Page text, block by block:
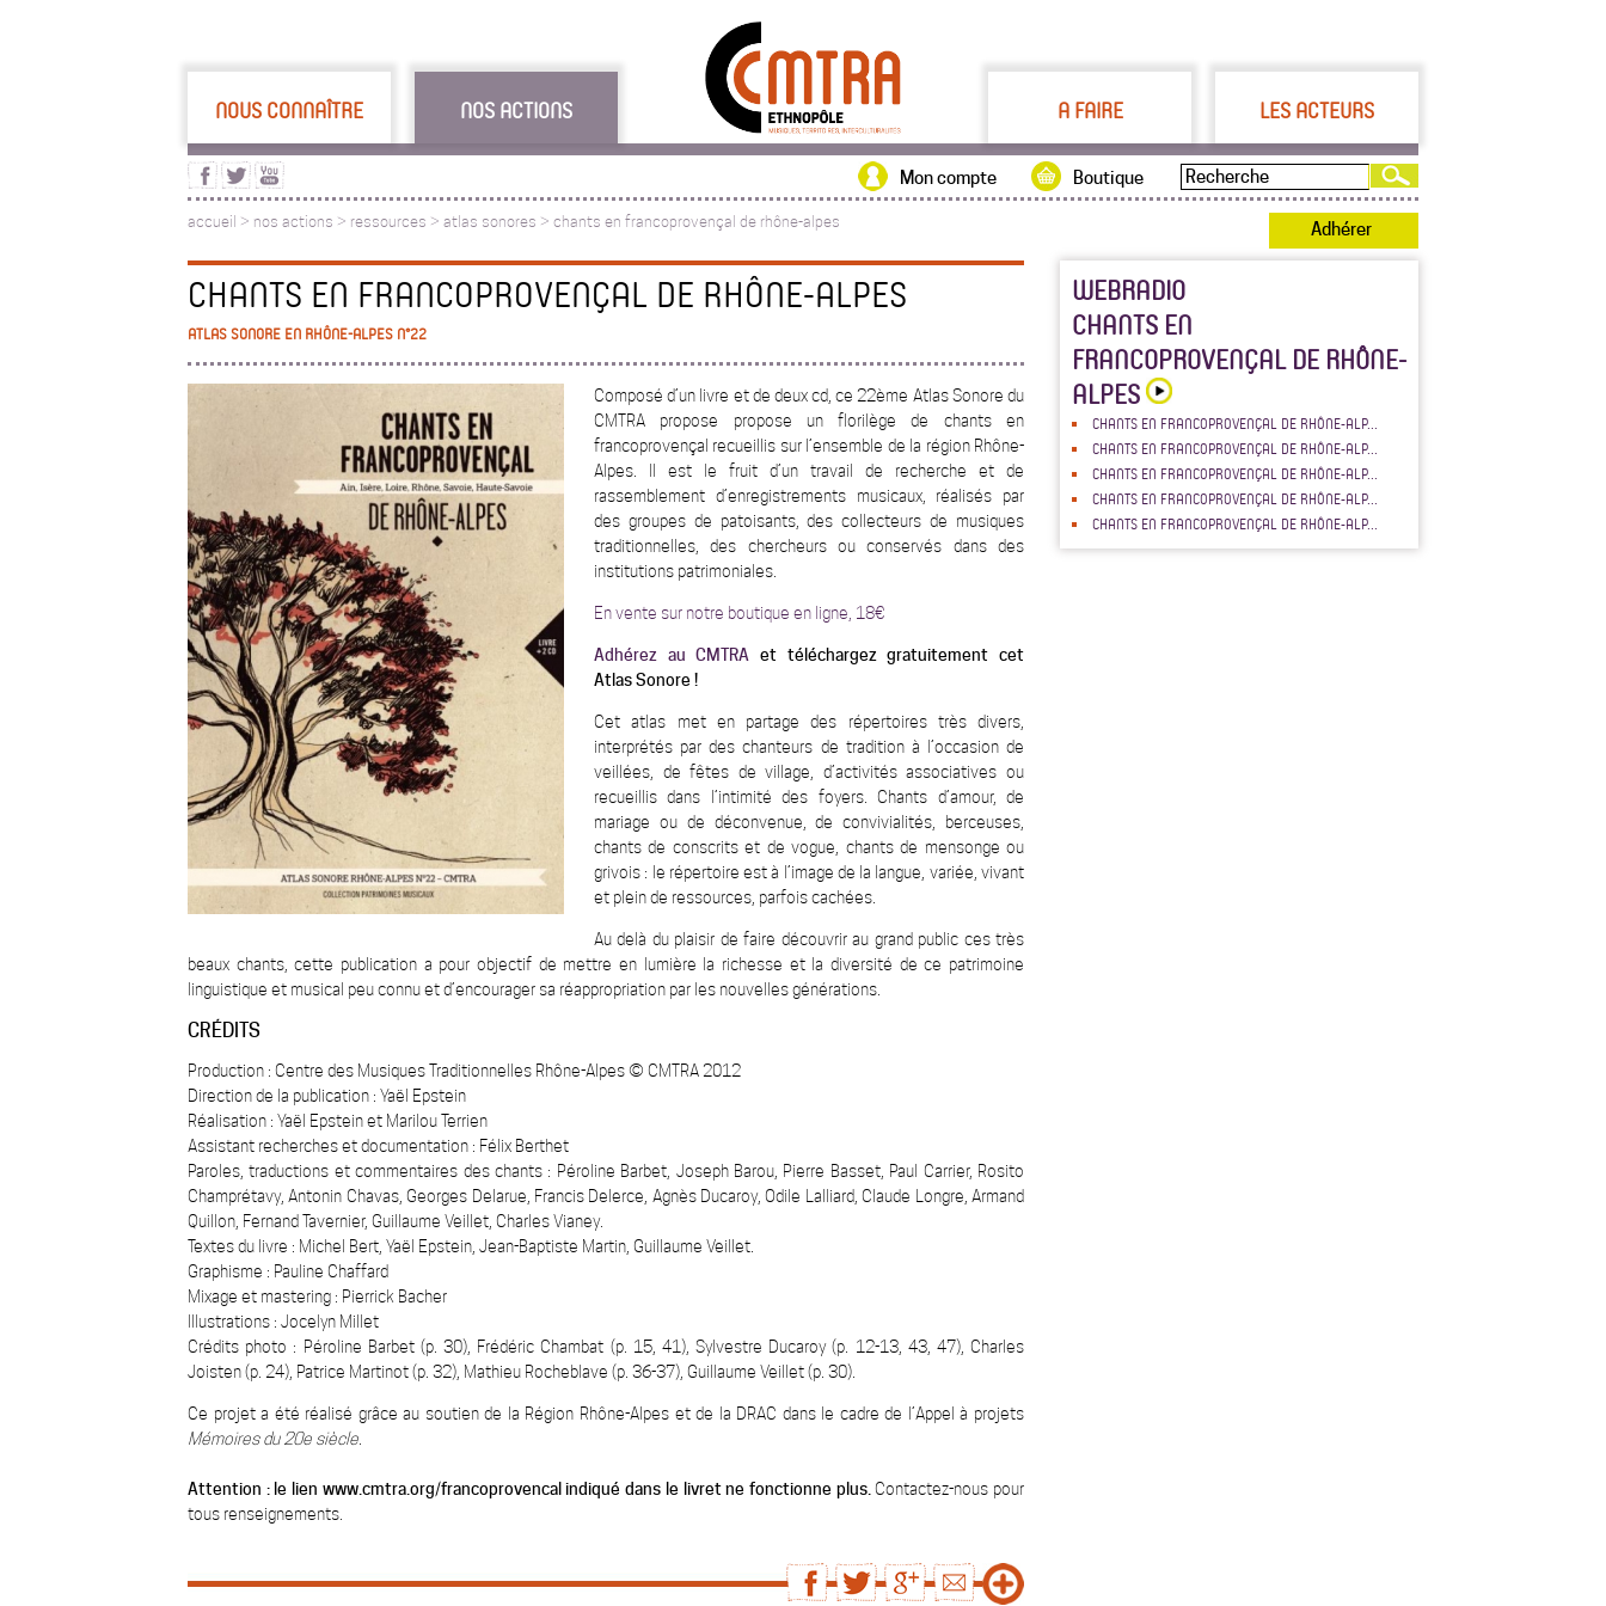
NOUS CONNAÎTRE NOS ACTIONS A FAIRE LES ACTEURS
Boutique
Mon compte
accueil > nos actions > ressources > atlas sonores > chants en francoprovençal de rhône-alpes Adhérer
CHANTS EN FRANCOPROVENÇAL DE RHÔNE-ALPES
ATLAS SONORE EN RHÔNE-ALPES N°22
Composé d’un livre et de deux cd, ce 22ème Atlas Sonore du
CMTRA propose propose un florilège de chants en
francoprovençal recueillis sur l’ensemble de la région Rhône-
Alpes. Il est le fruit d’un travail de recherche et de
rassemblement d’enregistrements musicaux, réalisés par
des groupes de patoisants, des collecteurs de musiques
traditionnelles, des chercheurs ou conservés dans des
institutions patrimoniales.
En vente sur notre boutique en ligne, 18€
Adhérez au CMTRA et téléchargez gratuitement cet
Atlas Sonore !
Cet atlas met en partage des répertoires très divers,
interprétés par des chanteurs de tradition à l’occasion de
veillées, de fêtes de village, d’activités associatives ou
recueillis dans l’intimité des foyers. Chants d’amour, de
mariage ou de déconvenue, de convivialités, berceuses,
chants de conscrits et de vogue, chants de mensonge ou
grivois : le répertoire est à l’image de la langue, variée, vivant
et plein de ressources, parfois cachées.
Au delà du plaisir de faire découvrir au grand public ces très
beaux chants, cette publication a pour objectif de mettre en lumière la richesse et la diversité de ce patrimoine
linguistique et musical peu connu et d’encourager sa réappropriation par les nouvelles générations.
CRÉDITS
Production : Centre des Musiques Traditionnelles Rhône-Alpes © CMTRA 2012
Direction de la publication : Yaël Epstein
Réalisation : Yaël Epstein et Marilou Terrien
Assistant recherches et documentation : Félix Berthet
Paroles, traductions et commentaires des chants : Péroline Barbet, Joseph Barou, Pierre Basset, Paul Carrier, Rosito
Champrétavy, Antonin Chavas, Georges Delarue, Francis Delerce, Agnès Ducaroy, Odile Lalliard, Claude Longre, Armand
Quillon, Fernand Tavernier, Guillaume Veillet, Charles Vianey.
Textes du livre : Michel Bert, Yaël Epstein, Jean-Baptiste Martin, Guillaume Veillet.
Graphisme : Pauline Chaffard
Mixage et mastering : Pierrick Bacher
Illustrations : Jocelyn Millet
Crédits photo : Péroline Barbet (p. 30), Frédéric Chambat (p. 15, 41), Sylvestre Ducaroy (p. 12-13, 43, 47), Charles
Joisten (p. 24), Patrice Martinot (p. 32), Mathieu Rocheblave (p. 36-37), Guillaume Veillet (p. 30).
Ce projet a été réalisé grâce au soutien de la Région Rhône-Alpes et de la DRAC dans le cadre de l’Appel à projets
Mémoires du 20e siècle
Attention : le lien www.cmtra.org/francoprovencal indiqué dans le livret ne fonctionne plus. Contactez-nous pour
tous renseignements.
WEBRADIO
CHANTS EN
FRANCOPROVENÇAL DE RHÔNE-
ALPES
CHANTS EN FRANCOPROVENÇAL DE RHÔNE-ALP...
CHANTS EN FRANCOPROVENÇAL DE RHÔNE-ALP...
CHANTS EN FRANCOPROVENÇAL DE RHÔNE-ALP...
CHANTS EN FRANCOPROVENÇAL DE RHÔNE-ALP...
CHANTS EN FRANCOPROVENÇAL DE RHÔNE-ALP...